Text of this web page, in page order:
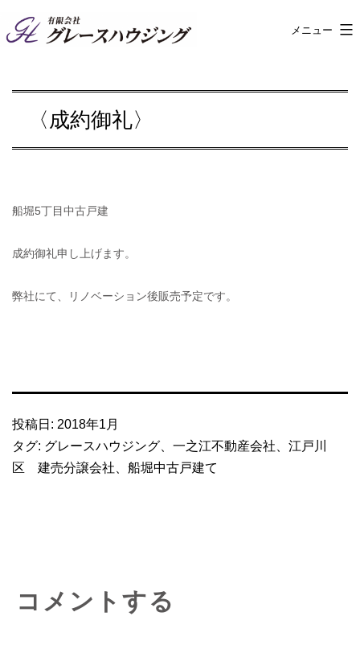
ン
ン
へ
キ
プ
有 メニュー
〈成約御礼〉
船堀5丁目中古戸建
成約御礼申し上げます。
弊社にて、リノベーション後販売予定です。
投稿日: 2018年1月
タグ: グレースハウジング 一之江不動産会社
江戸川
区 建売分譲会社
船堀中古戸建て
コメントする